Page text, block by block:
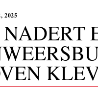
2025